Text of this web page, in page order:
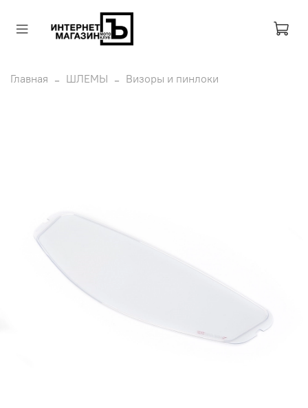
Главная ШЛЕМЫ Визоры и пинлоки